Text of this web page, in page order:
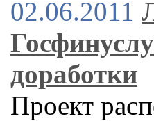
02.06.2011
доработки
Проект